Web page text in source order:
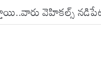
ఏం చెబుతున్నాయి?